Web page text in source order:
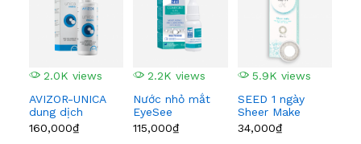
2.0K views
AVIZOR-UNICA
dung dịch
ngâm 350ml
160,000₫
2.2K views
Nước nhỏ mắt
EyeSee
Comfort 15ml
115,000₫
5.9K views
SEED 1 ngày
Sheer Make
34,000₫